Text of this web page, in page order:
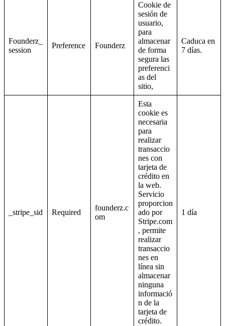
Founderz_
session
Preference Founderz
Cookie de
sesión de
usuario,
para
almacenar
de forma
segura las
preferenci
as del
sitio,
Caduca en
7 días.
_stripe_sid Required
founderz.c
om
Esta
cookie es
necesaria
para
realizar
transaccio
nes con
tarjeta de
crédito en
la web.
Servicio
proporcion
ado por
Stripe.com
, permite
realizar
transaccio
nes en
línea sin
almacenar
ninguna
informació
n de la
tarjeta de
crédito.
1 día